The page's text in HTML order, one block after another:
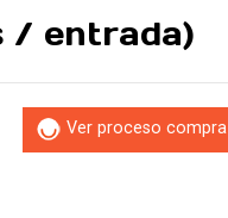
/ entrada)
Ver proceso compra